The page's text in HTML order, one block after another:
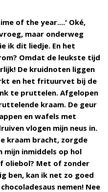
of the year....' Oké,
maar onderweg
ik dit liedje. En het
Omdat de leukste tijd
De kruidnoten liggen
en het frituurvet bij de
te pruttelen. Afgelopen
kraam. De geur
en wafels met
vlogen mijn neus in.
kraam bracht, zorgde
mijn inmiddels op hol
oliebol? Met of zonder
ben, kan ik net zo goed
nemen! Nee